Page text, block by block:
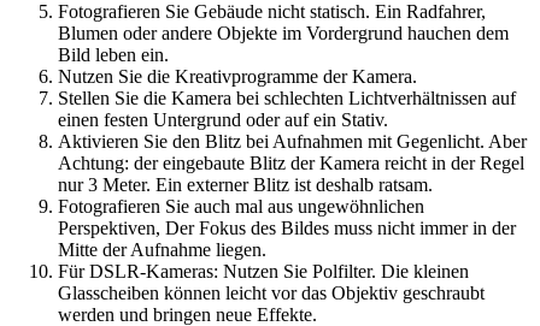
Fotografieren Sie Gebäude nicht statisch. Ein Radfahrer,
Blumen oder andere Objekte im Vordergrund hauchen dem
Bild leben ein.
Nutzen Sie die Kreativprogramme der Kamera.
Stellen Sie die Kamera bei schlechten Lichtverhältnissen auf
einen festen Untergrund oder auf ein Stativ.
Aktivieren Sie den Blitz bei Aufnahmen mit Gegenlicht. Aber
Achtung: der eingebaute Blitz der Kamera reicht in der Regel
nur 3 Meter. Ein externer Blitz ist deshalb ratsam.
Fotografieren Sie auch mal aus ungewöhnlichen
Perspektiven, Der Fokus des Bildes muss nicht immer in der
Mitte der Aufnahme liegen.
Für DSLR-Kameras: Nutzen Sie Polfilter. Die kleinen
Glasscheiben können leicht vor das Objektiv geschraubt
werden und bringen neue Effekte.